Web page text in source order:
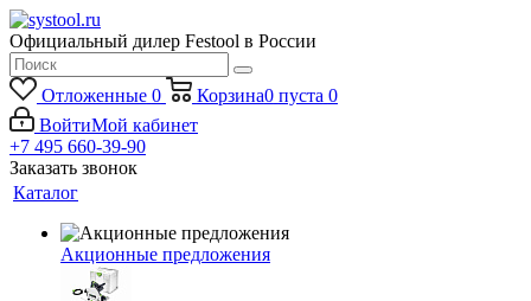
Официальный дилер Festool в России
Отложенные 0 Корзина0 пуста 0
ВойтиМой кабинет
+7 495 660-39-90
Заказать звонок
Каталог
Акционные предложения